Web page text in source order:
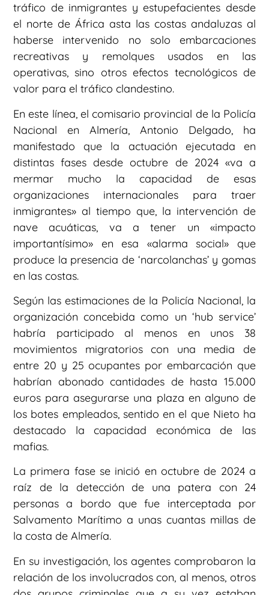
tráfico de inmigrantes y estupefacientes desde
el norte de África asta las costas andaluzas al
haberse intervenido no solo embarcaciones
recreativas y remolques usados en las
operativas, sino otros efectos tecnológicos de
valor para el tráfico clandestino.
En este línea, el comisario provincial de la Policía
Nacional en Almería, Antonio Delgado, ha
manifestado que la actuación ejecutada en
distintas fases desde octubre de 2024 «va a
mermar mucho la capacidad de esas
organizaciones internacionales para traer
inmigrantes» al tiempo que, la intervención de
nave acuáticas, va a tener un «impacto
importantísimo» en esa «alarma social» que
produce la presencia de ‘narcolanchas’ y gomas
en las costas.
Según las estimaciones de la Policía Nacional, la
organización concebida como un ‘hub service’
habría participado al menos en unos 38
movimientos migratorios con una media de
entre 20 y 25 ocupantes por embarcación que
habrían abonado cantidades de hasta 15.000
euros para asegurarse una plaza en alguno de
los botes empleados, sentido en el que Nieto ha
destacado la capacidad económica de las
mafias.
La primera fase se inició en octubre de 2024 a
raíz de la detección de una patera con 24
personas a bordo que fue interceptada por
Salvamento Marítimo a unas cuantas millas de
la costa de Almería.
En su investigación, los agentes comprobaron la
relación de los involucrados con, al menos, otros